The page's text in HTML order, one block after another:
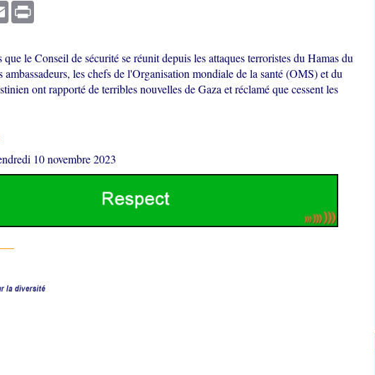
Email Print
que le Conseil de sécurité se réunit depuis les attaques terroristes du Hamas du
les chefs de l'Organisation mondiale de la santé (OMS) et du
ont rapporté de terribles nouvelles de Gaza et réclamé que cessent les
10 novembre 2023